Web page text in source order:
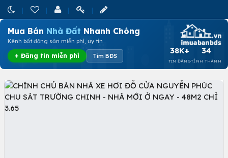
Mua Bán Nhà Đất Nhanh Chóng
Kênh bất động sản miễn phí, uy tín
+ Đăng tin miễn phí Tìm BĐS
38K+
TIN ĐĂNG
34
TỈNH THÀNH